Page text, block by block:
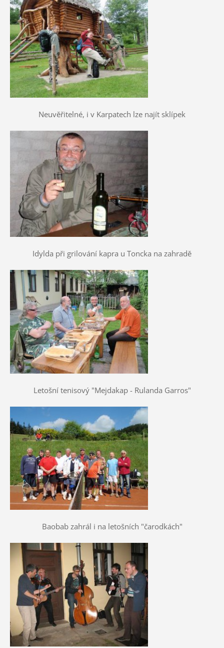
Neuvěřitelné, i v Karpatech lze najít sklípek
Idylda při grilování kapra u Toncka na zahradě
Letošní tenisový "Mejdakap - Rulanda Garros"
Baobab zahrál i na letošních "čarodkách"